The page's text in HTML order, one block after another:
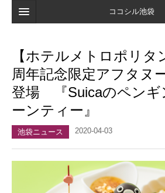
ココシル池袋
検索
店舗・施設最新情報
口コミ
マイページ
【ホテルメトロポリタ
周年記念限定アフタヌ
登場 『Suicaのペンギ
ーンティー』
池袋ニュース 2020-04-03